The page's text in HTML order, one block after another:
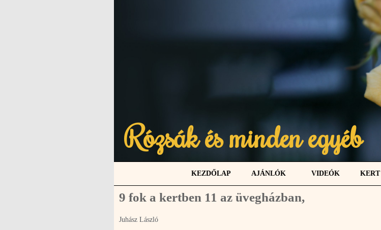
Rózsák és minden egyéb
KEZDŐLAP AJÁNLÓK VIDEÓK KERT
9 fok a kertben 11 az üvegházban,
Juhász László